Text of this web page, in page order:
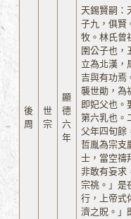
後
周
世
宗
顯
德
六
年
天錫賢嗣：
子九，俱賢
牧。林氏曾
圉公子也，
立為北漢，
吉與有功焉
襲世勛，為
即妃父也。
第六乳也。
父年四旬餘
哲胤為宗支
士，當空禱
非敢有妄求
宗祧。」是
行，上帝式
濟之貺。」